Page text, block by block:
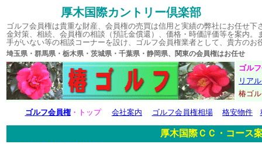
厚木国際カントリー倶楽部
ゴルフ会員権は貴重な財産、会員権の売買は信用と実績の弊社にお任せ
金対策、相続、会員権の相談（預託金償還）、価格・時価評価等を案内
手がいない等の相談コーナーを設け、ゴルフ会員権業者として、貴方のお
埼玉県・群馬県・栃木県・茨城県・千葉県・静岡県、関東の会員権
ゴル
リア
椿ゴ
ゴルフ会員権・トップ 会社案内 ゴルフ会員権相場 格安物件
厚木国際ＣＣ・コース